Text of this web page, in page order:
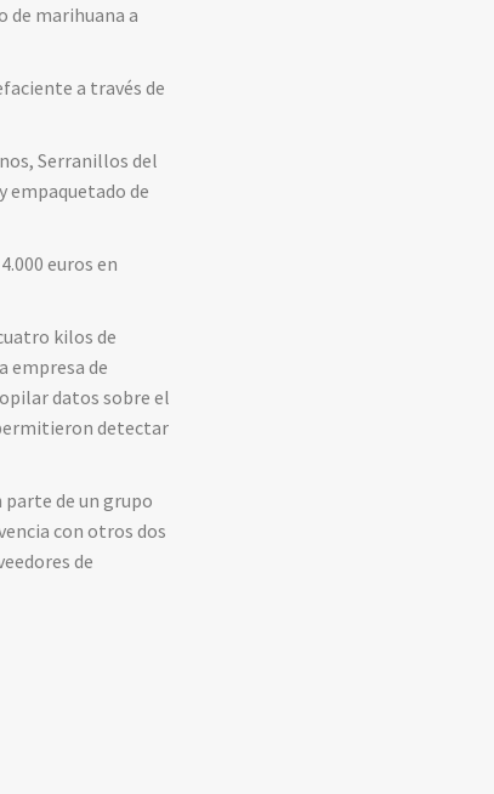
de marihuana a
a través de
Serranillos del
empaquetado de
euros en
kilos de
empresa de
datos sobre el
detectar
de un grupo
con otros dos
de